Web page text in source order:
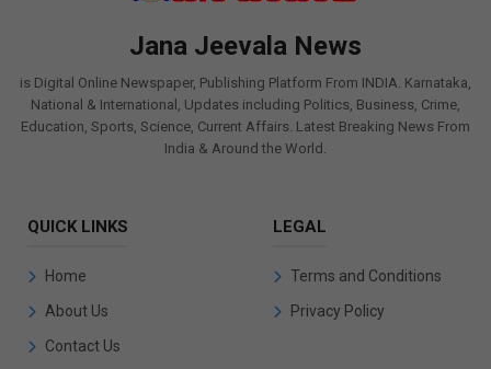
Jana Jeevala News
is Digital Online Newspaper, Publishing Platform From INDIA. Karnataka,
National & International, Updates including Politics, Business, Crime,
Education, Sports, Science, Current Affairs. Latest Breaking News From
India & Around the World.
QUICK LINKS
Home
About Us
Contact Us
LEGAL
Terms and Conditions
Privacy Policy